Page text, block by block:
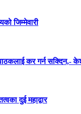
जिम्मेवारी
कर गर्न सक्दिन,-
दुई महाद्वार